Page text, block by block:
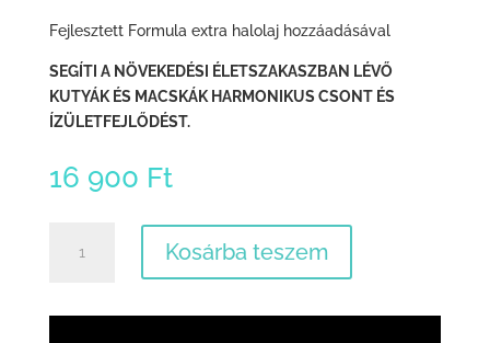
Fejlesztett Formula extra halolaj hozzáadásával
SEGÍTI A NÖVEKEDÉSI ÉLETSZAKASZBAN LÉVŐ
KUTYÁK ÉS MACSKÁK HARMONIKUS CSONT ÉS
ÍZÜLETFEJLŐDÉST.
16 900 Ft
mennyiség
Kosárba teszem